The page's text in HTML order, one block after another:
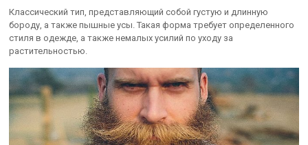
Классический тип, представляющий собой густую и длинную
бороду, а также пышные усы. Такая форма требует определенного
стиля в одежде, а также немалых усилий по уходу за
растительностью.